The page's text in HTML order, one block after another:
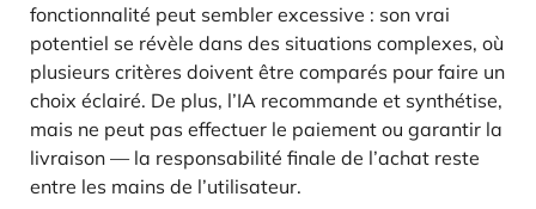
fonctionnalité peut sembler excessive : son vrai
potentiel se révèle dans des situations complexes, où
plusieurs critères doivent être comparés pour faire un
choix éclairé. De plus, l’IA recommande et synthétise,
mais ne peut pas effectuer le paiement ou garantir la
livraison — la responsabilité finale de l’achat reste
entre les mains de l’utilisateur.